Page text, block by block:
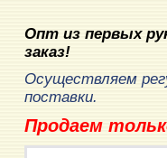
Опт из первых
заказ!
Осуществляем
поставки.
Продаем